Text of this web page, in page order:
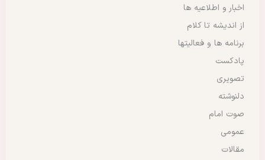
اخبار و اطلاعیه ها
از اندیشه تا کلام
برنامه ها و فعالیتها
پادکست
تصویری
دلنوشته
صوت امام
عمومی
مقالات